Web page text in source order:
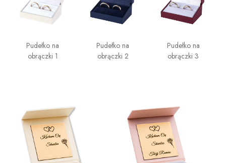
Pudełko na
obrączki 1
Pudełko na
obrączki 2
Pudełko na
obrączki 3